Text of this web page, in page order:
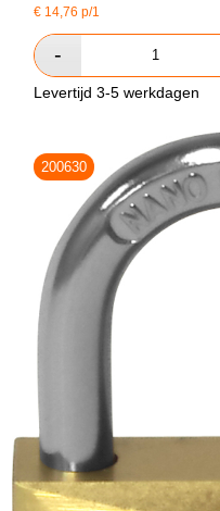
€ 14,76 p/1
Levertijd 3-5 werkdagen
200630